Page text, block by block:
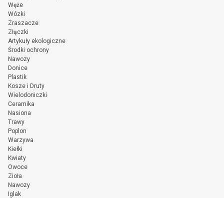
Węże
Wózki
Zraszacze
Złączki
Artykuły ekologiczne
Środki ochrony
Nawozy
Donice
Plastik
Kosze i Druty
Wielodoniczki
Ceramika
Nasiona
Trawy
Poplon
Warzywa
Kiełki
Kwiaty
Owoce
Zioła
Nawozy
Iglak